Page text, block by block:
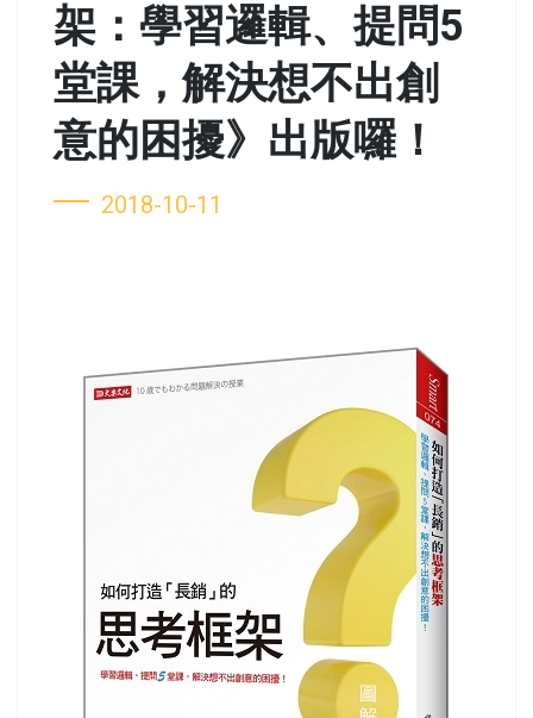
架：學習邏輯、提問5
堂課，解決想不出創
意的困擾》出版囉！
2018-10-11